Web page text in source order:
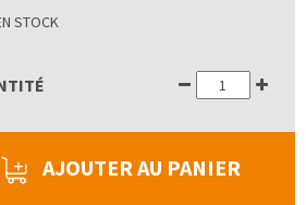
STOCK
AJOUTER AU PANIER